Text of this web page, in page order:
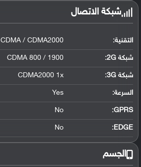
شبكة الاتصال
التقنية: CDMA / CDMA2000
شبكة 2G: CDMA 800 / 1900
شبكة 3G :
CDMA2000 1x
السرعة: Yes
GPRS:
No
EDGE:
No
الجسم